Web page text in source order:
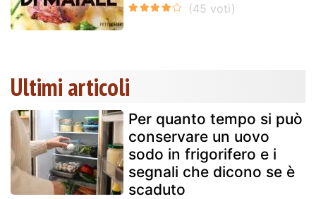
Ultimi articoli
Per quanto tempo si può
conservare un uovo
sodo in frigorifero e i
segnali che dicono se è
scaduto